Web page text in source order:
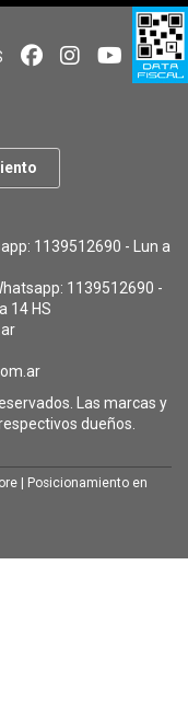
1139512690 - Lun a
1139512690 -
14 HS
Las marcas y
dueños.
Posicionamiento en